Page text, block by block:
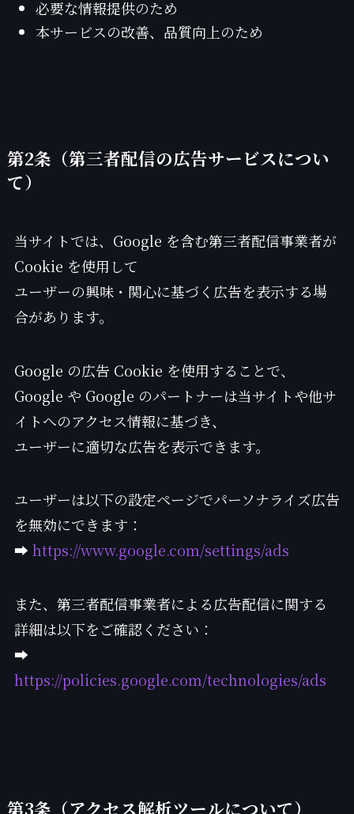
必要な情報提供のため
本サービスの改善、品質向上のため
第2条（第三者配信の広告サービスについ
て）
当サイトでは、Google を含む第三者配信事業者が
Cookie を使用して
ユーザーの興味・関心に基づく広告を表示する場
合があります。
Google の広告 Cookie を使用することで、
Google や Google のパートナーは当サイトや他サ
イトへのアクセス情報に基づき、
ユーザーに適切な広告を表示できます。
ユーザーは以下の設定ページでパーソナライズ広告
を無効にできます：
➡ https://www.google.com/settings/ads
また、第三者配信事業者による広告配信に関する
詳細は以下をご確認ください：
➡
https://policies.google.com/technologies/ads
第3条（アクセス解析ツールについて）